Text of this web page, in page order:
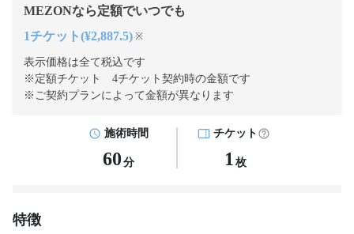
MEZONなら定額でいつでも
1チケット(¥2,887.5) ※
表示価格は全て税込です
※定額チケット 4チケット契約時の金額です
※ご契約プランによって金額が異なります
施術時間
60 分
チケット
1 枚
特徴